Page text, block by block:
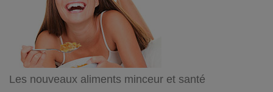
Les nouveaux aliments minceur et santé